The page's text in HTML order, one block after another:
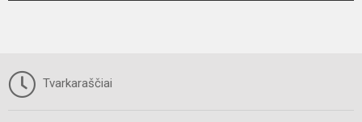
Tvarkaraščiai